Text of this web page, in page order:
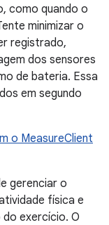
como quando o
minimizar o
registrado,
dos sensores
de bateria. Essa
em segundo
o MeasureClient
gerenciar o
física e
exercício. O